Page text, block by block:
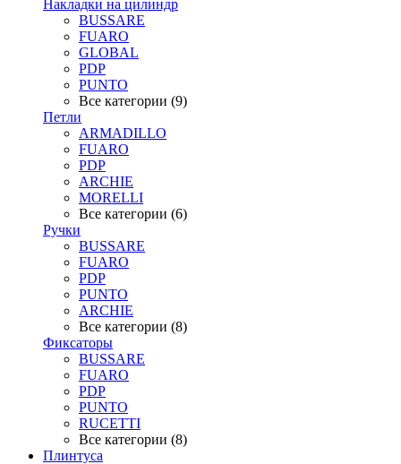
Накладки на цилиндр
BUSSARE
FUARO
GLOBAL
PDP
PUNTO
Все категории (9)
Петли
ARMADILLO
FUARO
PDP
ARCHIE
MORELLI
Все категории (6)
Ручки
BUSSARE
FUARO
PDP
PUNTO
ARCHIE
Все категории (8)
Фиксаторы
BUSSARE
FUARO
PDP
PUNTO
RUCETTI
Все категории (8)
Плинтуса